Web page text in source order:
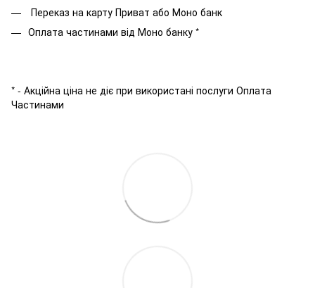
Переказ на карту Приват або Моно банк
Оплата частинами від Моно банку *
* - Акційна ціна не діє при використані послуги Оплата
Частинами